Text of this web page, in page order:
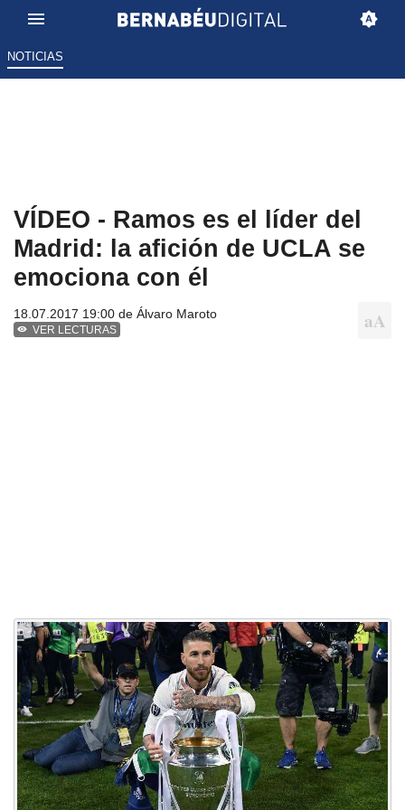
NOTICIAS
VÍDEO - Ramos es el líder del
Madrid: la afición de UCLA se
emociona con él
18.07.2017 19:00 de Álvaro Maroto
VER LECTURAS